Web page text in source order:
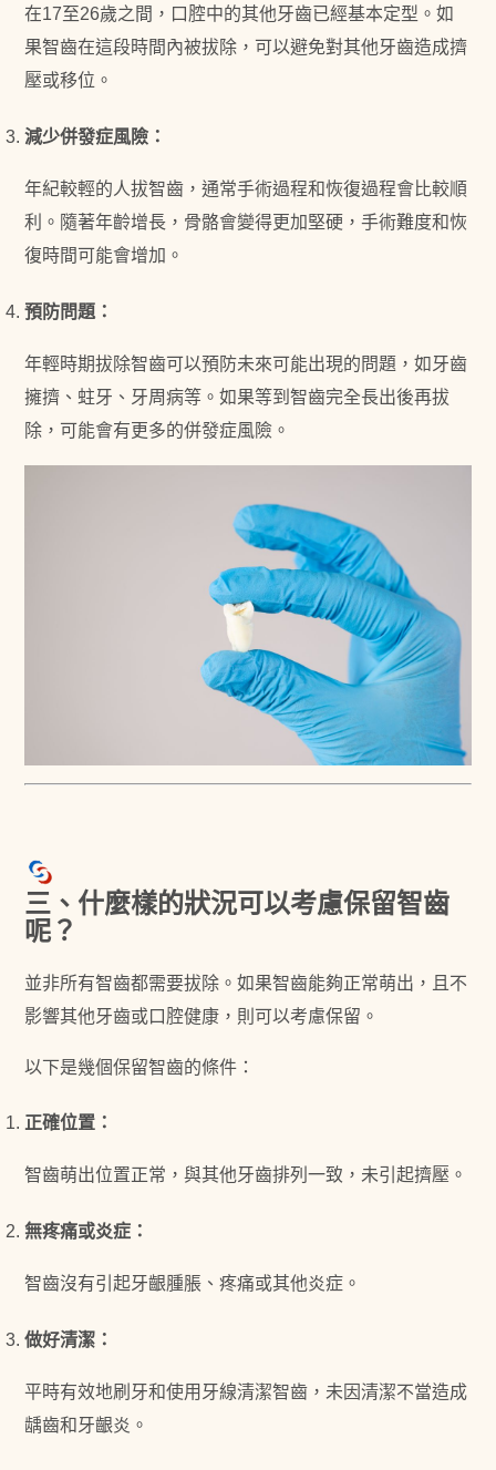
在17至26歲之間，口腔中的其他牙齒已經基本定型。如
果智齒在這段時間內被拔除，可以避免對其他牙齒造成擠
壓或移位。
減少併發症風險 ：
年紀較輕的人拔智齒，通常手術過程和恢復過程會比較順
利。隨著年齡增長，骨骼會變得更加堅硬，手術難度和恢
復時間可能會增加。
預防問題 ：
年輕時期拔除智齒可以預防未來可能出現的問題，如牙齒
擁擠、蛀牙、牙周病等。如果等到智齒完全長出後再拔
除，可能會有更多的併發症風險。
三、什麼樣的狀況可以考慮保留智齒
呢？
並非所有智齒都需要拔除。如果智齒能夠正常萌出，且不
影響其他牙齒或口腔健康，則可以考慮保留。
以下是幾個保留智齒的條件：
正確位置：
智齒萌出位置正常，與其他牙齒排列一致，未引起擠壓。
無疼痛或炎症：
智齒沒有引起牙齦腫脹、疼痛或其他炎症。
做好清潔：
平時有效地刷牙和使用牙線清潔智齒，未因清潔不當造成
龋齒和牙齦炎。